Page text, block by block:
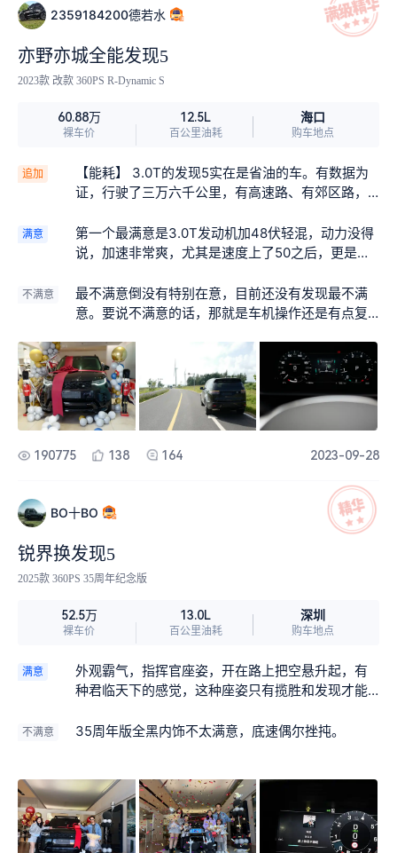
2359184200德若水
亦野亦城全能发现5
2023款 改款 360PS R-Dynamic S
60.88万
裸车价
12.5L
百公里油耗
海口
购车地点
追加
【能耗】 3.0T的发现5实在是省油的车。有数据为
证，行驶了三万六千公里，有高速路、有郊区路，
然来到了10.1升每百公里。这是非常少见的。春节回
莺歌村，路了高速，综合油耗一下子就降到9.9升百
次音响不响了，放第二天，或几个小时后重新启
动，音响就好了。感觉好像是车机系统强行升级之
次。每次店家都做了详细检查。36000公里的保养
说是火花塞积碳，刹车油水分超标等，但总体上还
是非常好。 【有车生活】 【吐槽】 原车自带导航几
乎不可用，安装了百度映像后，偶尔也能用一用。
自驾游：每年春节回莺歌村，都要在周边转转，跑
一下旅游公路。看看望楼港，看看莺歌海。海三高
路利国互通已经修通开放，可以从海三高速一直南
满意
第一个最满意是3.0T发动机加48伏轻混，动力没得
说，加速非常爽，尤其是速度上了50之后，更是给
第二个最满意是车身高大威猛，家人刘像一辆坦克
一样，非常吸引眼球。跑在马路上感觉都把整个车
人车顶在马路上跟车的感觉非常棒。第三个最满意
就是原装的英国之宝音响，基本不需要考虑后期加
装升级了，原车自带的音响英国之宝已经足够日常
使用。实际使用的效果也是满意的。第四的最满意
就是四条空气悬挂。四条空气悬挂的加持，加上宽
大的车身，超过2.5吨的车重，行驶在马路上有一开
上说发5很丑，但我觉得这就是发五的特别之处，美
者见美，自然喜欢。
不满意
最不满意倒没有特别在意，目前还没有发现最不满
意。要说不满意的话，那就是车机操作还是有点复
的油，结果跑了260公里就显示油量不足，行驶里程
仅有100公里左右。
190775 138 164 2023-09-28
BO十BO
锐界换发现5
2025款 360PS 35周年纪念版
52.5万
裸车价
13.0L
百公里油耗
深圳
购车地点
满意
外观霸气，指挥官座姿，开在路上把空悬升起，有
种君临天下的感觉，这种座姿只有揽胜和发现才能
姿，底盘行使质感很舒服。
不满意 35周年版全黑内饰不太满意，底速偶尔挫扽。